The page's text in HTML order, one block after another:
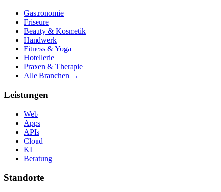
Gastronomie
Friseure
Beauty & Kosmetik
Handwerk
Fitness & Yoga
Hotellerie
Praxen & Therapie
Alle Branchen →
Leistungen
Web
Apps
APIs
Cloud
KI
Beratung
Standorte